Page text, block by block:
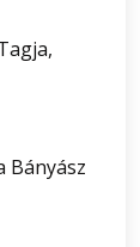
Bányász